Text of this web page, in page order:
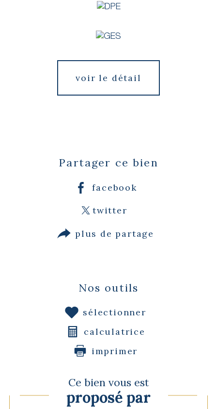
voir le détail
Partager ce bien
facebook
twitter
plus de partage
Nos outils
sélectionner
calculatrice
imprimer
Ce bien vous est
proposé par